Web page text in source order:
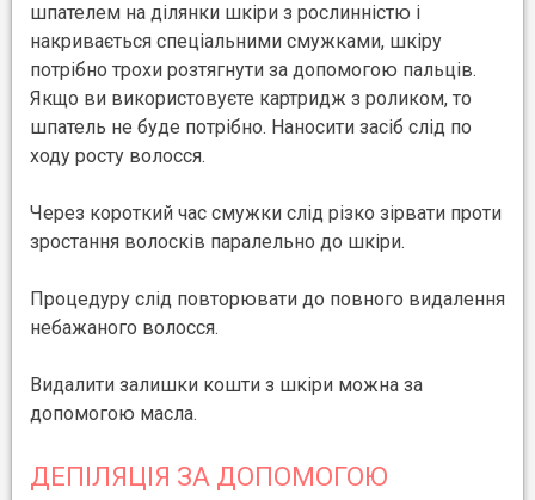
шпателем на ділянки шкіри з рослинністю і
накривається спеціальними смужками, шкіру
потрібно трохи розтягнути за допомогою пальців.
Якщо ви використовуєте картридж з роликом, то
шпатель не буде потрібно. Наносити засіб слід по
ходу росту волосся.
Через короткий час смужки слід різко зірвати проти
зростання волосків паралельно до шкіри.
Процедуру слід повторювати до повного видалення
небажаного волосся.
Видалити залишки кошти з шкіри можна за
допомогою масла.
ДЕПІЛЯЦІЯ ЗА ДОПОМОГОЮ